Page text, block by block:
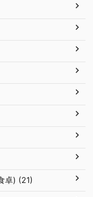
卓) (21)